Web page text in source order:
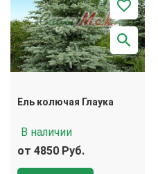
Ель колючая Глаука
В наличии
от 4850 Руб.